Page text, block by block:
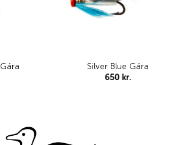
Silver Blue Gára
650 kr.